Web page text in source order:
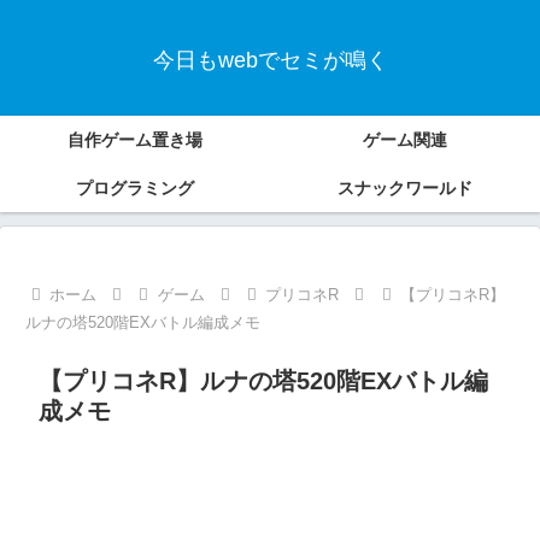
今日もwebでセミが鳴く
自作ゲーム置き場 ゲーム関連
プログラミング スナックワールド
ホーム ゲーム プリコネR
【プリコネR】
ルナの塔520階EXバトル編成メモ
【プリコネR】ルナの塔520階EXバトル編
成メモ